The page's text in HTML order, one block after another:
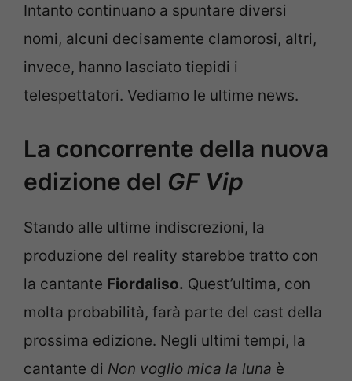
Intanto continuano a spuntare diversi
nomi, alcuni decisamente clamorosi, altri,
invece, hanno lasciato tiepidi i
telespettatori. Vediamo le ultime news.
La concorrente della nuova
edizione del GF Vip
Stando alle ultime indiscrezioni, la
produzione del reality starebbe tratto con
la cantante Fiordaliso. Quest’ultima, con
molta probabilità, farà parte del cast della
prossima edizione. Negli ultimi tempi, la
cantante di Non voglio mica la luna è